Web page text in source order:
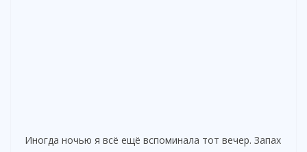
Иногда ночью я всё ещё вспоминала тот вечер. Запах